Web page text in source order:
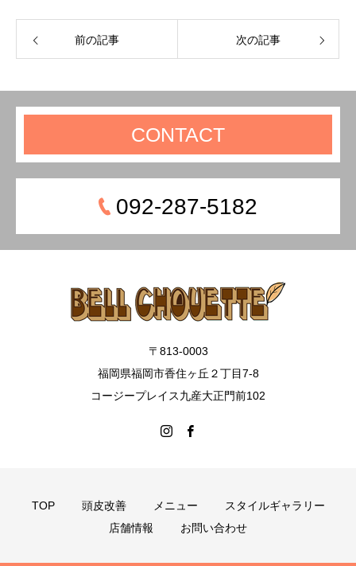
前の記事 次の記事
CONTACT
092-287-5182
〒813-0003
福岡県福岡市香住ヶ丘２丁目7-8
コージープレイス九産大正門前102
TOP 頭皮改善 メニュー
スタイルギャラリー
店舗情報
お問い合わせ